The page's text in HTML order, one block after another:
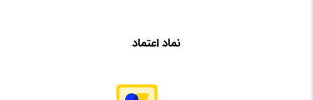
نماد اعتماد